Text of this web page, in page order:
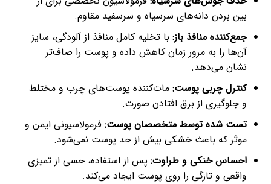
بین بردن دانه‌های سرسیاه و سرسفید مقاوم.
جمع‌کننده منافذ باز: با تخلیه کامل منافذ از آلودگی، سایز
آن‌ها را به مرور زمان کاهش داده و پوست را صاف‌تر
نشان می‌دهد.
کنترل چربی پوست: مات‌کننده پوست‌های چرب و مختلط
و جلوگیری از برق افتادن صورت.
تست شده توسط متخصصان پوست: فرمولاسیونی ایمن و
موثر که باعث خشکی بیش از حد پوست نمی‌شود.
احساس خنکی و طراوت: پس از استفاده، حسی از تمیزی
واقعی و تازگی را روی پوست ایجاد می‌کند.